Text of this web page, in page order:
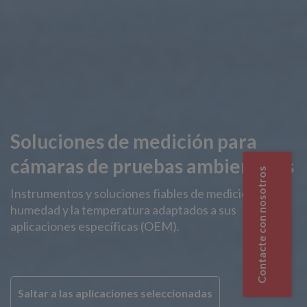
Soluciones de medición para
cámaras de pruebas ambientales
Instrumentos y soluciones fiables de medición de la
humedad y la temperatura adaptados a sus
aplicaciones específicas (OEM).
Saltar a las aplicaciones seleccionadas
Contacte con nosotros